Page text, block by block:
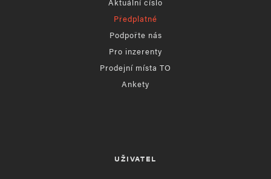
Předplatné
Podpořte nás
Pro inzerenty
Prodejní místa TO
Ankety
UŽIVATEL